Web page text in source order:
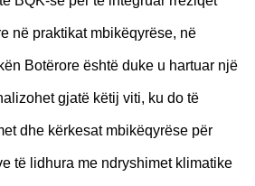
në praktikat mbikëqyrëse, në
Botërore është duke u hartuar një
gjatë këtij viti, ku do të
dhe kërkesat mbikëqyrëse për
të lidhura me ndryshimet klimatike